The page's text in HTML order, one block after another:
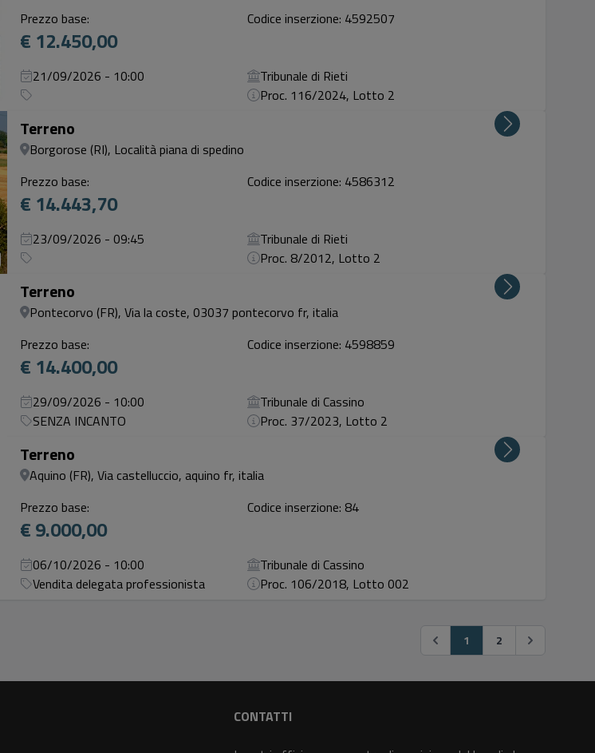
Prezzo base:
€ 12.450,00
Codice inserzione: 4592507
21/09/2026 - 10:00
Tribunale di Rieti
Proc. 116/2024, Lotto 2
Terreno
Borgorose (RI), Località piana di spedino
Prezzo base:
€ 14.443,70
Codice inserzione: 4586312
23/09/2026 - 09:45
Tribunale di Rieti
Proc. 8/2012, Lotto 2
Terreno
Pontecorvo (FR), Via la coste, 03037 pontecorvo fr, italia
Prezzo base:
€ 14.400,00
Codice inserzione: 4598859
29/09/2026 - 10:00
Tribunale di Cassino
SENZA INCANTO
Proc. 37/2023, Lotto 2
Terreno
Aquino (FR), Via castelluccio, aquino fr, italia
Prezzo base:
€ 9.000,00
Codice inserzione: 84
06/10/2026 - 10:00
Tribunale di Cassino
Vendita delegata professionista
Proc. 106/2018, Lotto 002
1 2
CONTATTI